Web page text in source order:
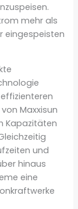
mehr als
eingespeisten
Maxxisun
Kapazitäten
und
hinaus
eine